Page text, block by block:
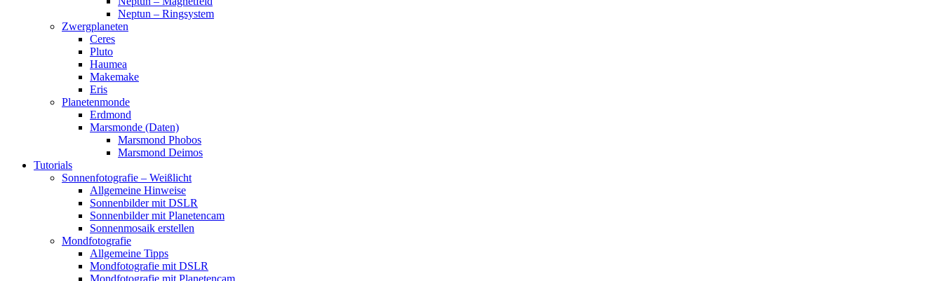
Neptun – Ringsystem
Zwergplaneten
Ceres
Pluto
Haumea
Makemake
Eris
Planetenmonde
Erdmond
Marsmonde (Daten)
Marsmond Phobos
Marsmond Deimos
Tutorials
Sonnenfotografie – Weißlicht
Allgemeine Hinweise
Sonnenbilder mit DSLR
Sonnenbilder mit Planetencam
Sonnenmosaik erstellen
Mondfotografie
Allgemeine Tipps
Mondfotografie mit DSLR
Mondfotografie mit Planetencam